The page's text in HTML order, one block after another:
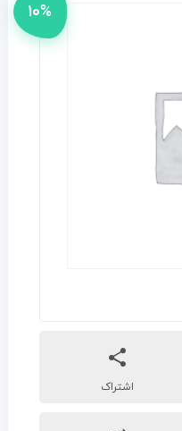
۱۰%
اشتراک